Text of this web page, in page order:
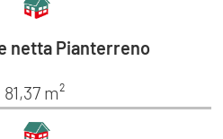
netta Pianterreno
81,37 m²